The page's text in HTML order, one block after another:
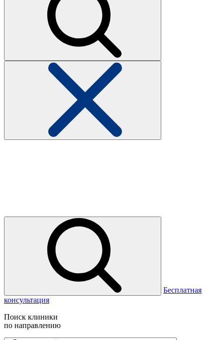
Бесплатная
консультация
Поиск клиники
по направлению